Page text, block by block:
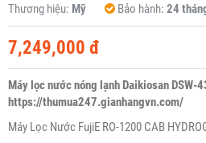
Thương hiệu: Mỹ Bảo hành: 24
7,249,000 đ
Máy lọc nước nóng lạnh Daikiosan
https://thumua247.gianhangvn.com/
Máy Lọc Nước FujiE RO-1200 CAB